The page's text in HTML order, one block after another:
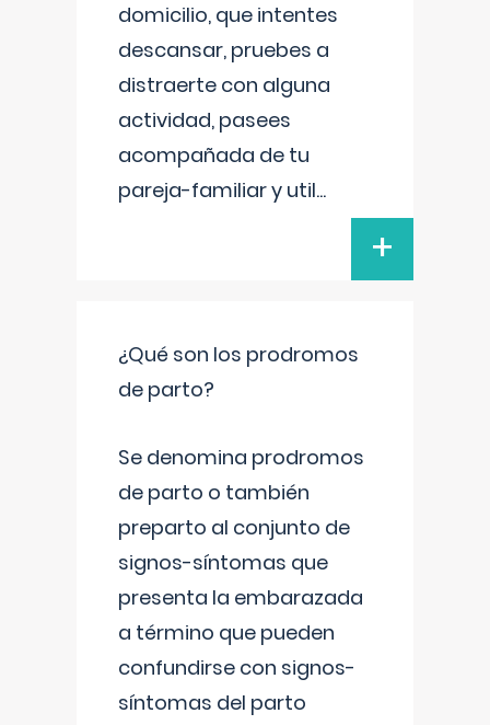
domicilio, que intentes
descansar, pruebes a
distraerte con alguna
actividad, pasees
acompañada de tu
pareja-familiar y util...
+
¿Qué son los prodromos
de parto?
Se denomina prodromos
de parto o también
preparto al conjunto de
signos-síntomas que
presenta la embarazada
a término que pueden
confundirse con signos-
síntomas del parto